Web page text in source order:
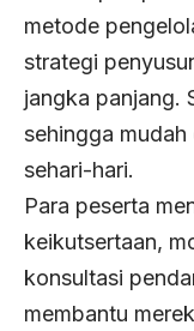
metode
strategi
jangka panjang.
sehingga
sehari-hari.
Para peserta
keikutsertaan,
konsultasi
membantu